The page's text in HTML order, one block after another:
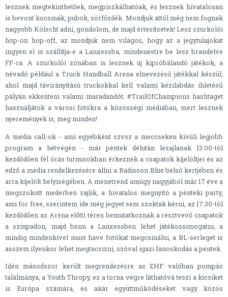
lesznek megtekinthetőek, megpiszkálhatóak, és lesznek hivatalosan
is bevont kocsmák, pubok, sörfőzdék. Mondjuk attól még nem fognak
nagyobb Kölscht adni, gondolom, de majd értesítsetek! Lesz szurkolói
hop-on hop-off, az mondjuk nem világos, hogy az a jegytulajokat
ingyen el is szállítja-e a Lanxessba, mindenestre be lesz brandelve
FF-ra. A szurkolói zónában is lesznek új kipróbálandó játékok, a
névadó például a Truck Handball Arena elnevezésű játékkal készül,
ahol majd távirányítású truckokkal kell valami kézilabdás ihletésű
pályán ekkenteni valami maradandót. #TrailOfChampions hashtaget
használjátok a városi fotókra a közösségi médiában, mert lesznek
nyeremények is, meg minden!
A média call-ok - ami egyébként szvsz a meccseken kívüli legjobb
program a hétvégén - már péntek délután lezajlanak 13.00-tól
kezdődően fél órás turnusokban érkeznek a csapatok kijelöltjei és az
edző a média rendelkezésére állni a Radisson Blue belső kertjében és
arra kijelölt helyiségében. A menetrend amúgy nagyjából már 17 éve a
megszokott mederben zajlik, a hivatalos megnyitó a pénteki party,
ami for free, szerintem ide még jegyet sem szoktak kérni, az 17.30-tól
kezdődően az Aréna előtti téren bemutatkoznak a résztvevő csapatok
a színpadon, majd benn a Lanxessben lehet játékossimogatni, a
mindig mindenkivel must have fotókat megcsinálni, a BL-serleget is
asszem ilyenkor lehet megtacsizni, szóval igazi fanoskodás a péntek.
Idén másodszor került megrendezésre az EHF valóban pompás
találmánya, a Youth Thropy, ez a torna végre láthatóvá teszi a kicsiket
is Európa számára, és akár együttműködéseket vagy közös